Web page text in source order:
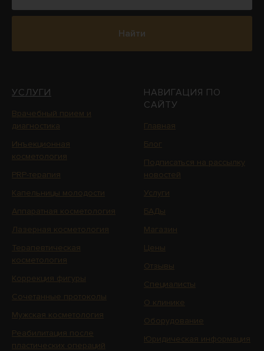
Найти
УСЛУГИ
Врачебный прием и
диагностика
Инъекционная
косметология
PRP-терапия
Капельницы молодости
Аппаратная косметология
Лазерная косметология
Терапевтическая
косметология
Коррекция фигуры
Сочетанные протоколы
Мужская косметология
Реабилитация после
пластических операций
НАВИГАЦИЯ ПО
САЙТУ
Главная
Блог
Подписаться на рассылку
новостей
Услуги
БАДы
Магазин
Цены
Отзывы
Специалисты
О клинике
Оборудование
Юридическая информация